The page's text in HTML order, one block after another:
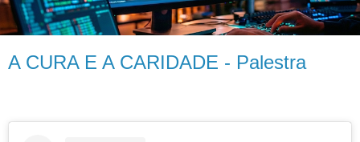
A CURA E A CARIDADE - Palestra